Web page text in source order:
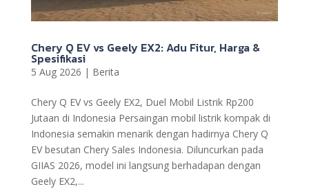
Chery Q EV vs Geely EX2: Adu Fitur, Harga &
Spesifikasi
5 Aug 2026 | Berita
Chery Q EV vs Geely EX2, Duel Mobil Listrik Rp200
Jutaan di Indonesia Persaingan mobil listrik kompak di
Indonesia semakin menarik dengan hadirnya Chery Q
EV besutan Chery Sales Indonesia. Diluncurkan pada
GIIAS 2026, model ini langsung berhadapan dengan
Geely EX2,...